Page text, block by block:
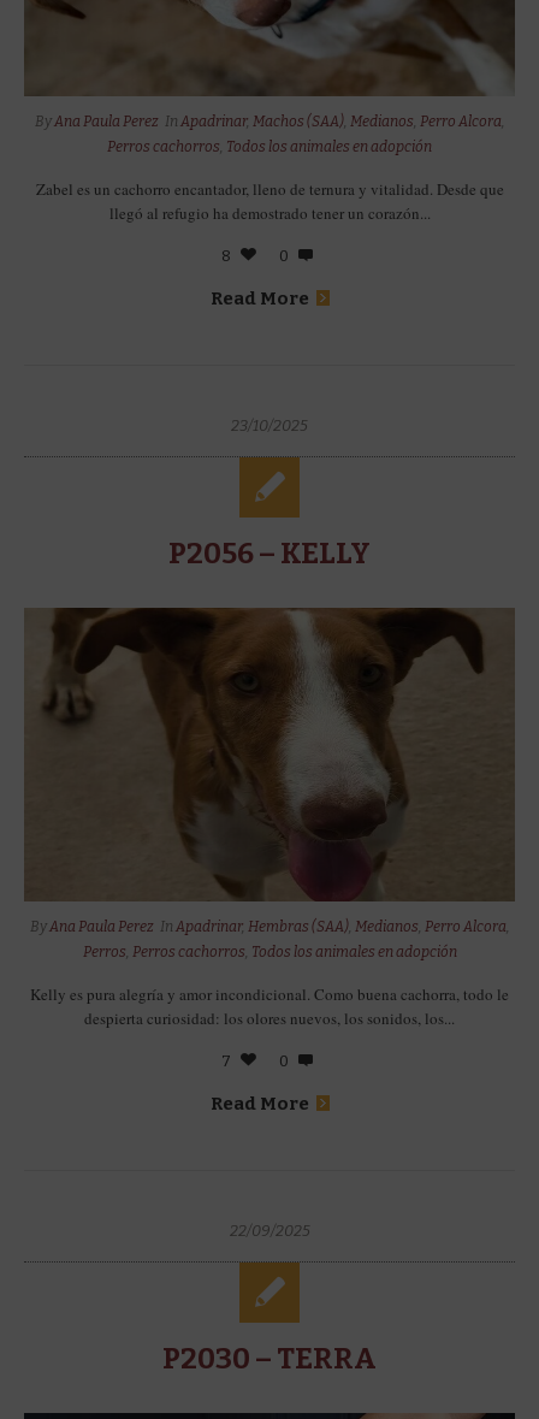
By Ana Paula Perez In Apadrinar, Machos (SAA), Medianos Perro Alcora
Perros cachorros Todos los animales en adopción
Zabel es un cachorro encantador, lleno de ternura y vitalidad. Desde que
llegó al refugio ha demostrado tener un corazón...
8 0
Read More
23/10/2025
P2056 – KELLY
ByAna Paula Perez In Apadrinar, Hembras (SAA), Medianos, Perro Alcora,
Perros, Perros cachorros, Todos los animales en adopción
Kelly es pura alegría y amor incondicional. Como buena cachorra, todo le
despierta curiosidad: los olores nuevos, los sonidos, los...
7 0
Read More
22/09/2025
P2030 – TERRA